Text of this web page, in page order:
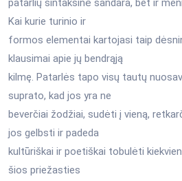
patarlių sintaksinė sandara, bet ir
Kai kurie turinio ir
formos elementai kartojasi taip
klausimai apie jų bendrąją
kilmę. Patarlės tapo visų tautų
suprato, kad jos yra ne
beverčiai žodžiai, sudėti į vieną,
jos gelbsti ir padeda
kultūriškai ir poetiškai tobulėti
šios priežasties